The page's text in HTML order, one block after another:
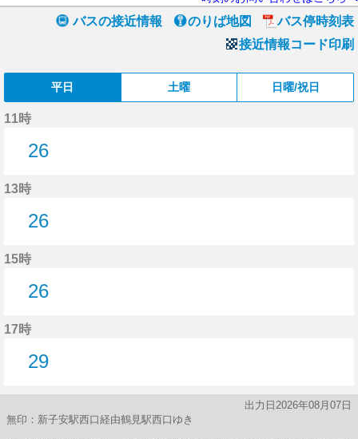
バスの接近情報 のりば地図
バス停時刻表
接近情報コード印刷
平日 土曜 日曜/祝日
11時
26
13時
26
15時
26
17時
29
出力日2026年08月07日
無印：新子安駅西口経由鶴見駅西口ゆき